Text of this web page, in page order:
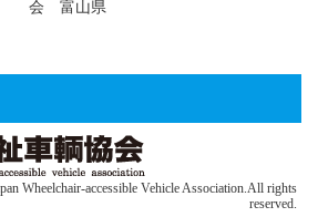
会 富山県
Wheelchair-accessible Vehicle Association.All rights
reserved.